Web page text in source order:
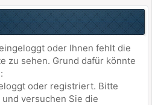
oder Ihnen fehlt die
zu sehen. Grund dafür könnte
oder registriert. Bitte
versuchen Sie die